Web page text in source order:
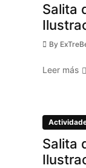
Salita
By
Leer más
Salita